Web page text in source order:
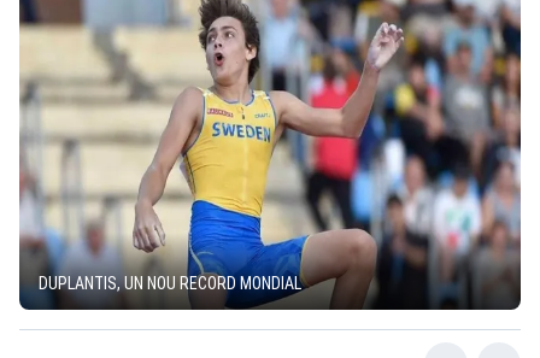
DUPLANTIS, UN NOU RECORD MONDIAL